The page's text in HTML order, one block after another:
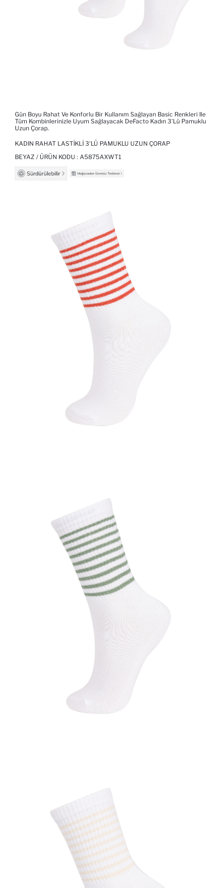
Gün Boyu Rahat Ve Konforlu Bir Kullanım Sağlayan Basic Renkleri Ile
Tüm Kombinlerinizle Uyum Sağlayacak DeFacto Kadın 3'lü Pamuklu
Uzun Çorap.
KADIN RAHAT LASTIKLI 3'LÜ PAMUKLU UZUN ÇORAP
BEYAZ / ÜRÜN KODU : A5875AXWT1